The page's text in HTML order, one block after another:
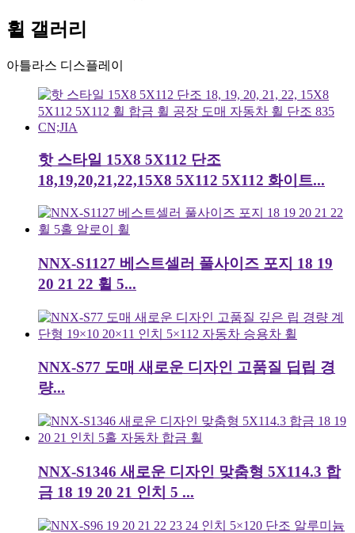
휠 갤러리
아틀라스 디스플레이
핫 스타일 15X8 5X112 단조
18,19,20,21,22,15X8 5X112 5X112 화이트...
NNX-S1127 베스트셀러 풀사이즈 포지 18 19
20 21 22 휠 5...
NNX-S77 도매 새로운 디자인 고품질 딥립 경
량...
NNX-S1346 새로운 디자인 맞춤형 5X114.3 합
금 18 19 20 21 인치 5 ...